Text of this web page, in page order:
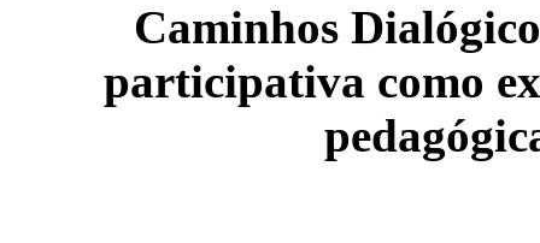
Caminhos
participativa como